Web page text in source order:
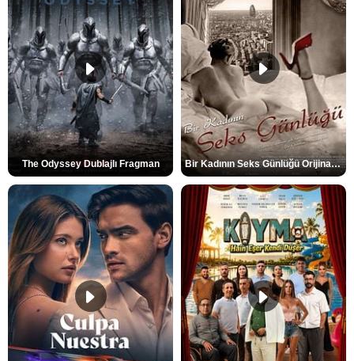
The Odyssey Dublajlı Fragman Bir Kadının Seks Günlüğü Orijinal Fragman